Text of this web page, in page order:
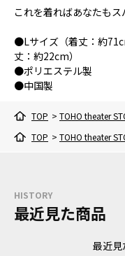
これを着ればあなたも
●Lサイズ（着丈：約
丈：約22cm）
●ポリエステル製
●中国製
TOP > TOHO theater
TOP > TOHO theater
HISTORY
最近見た商品
最近見